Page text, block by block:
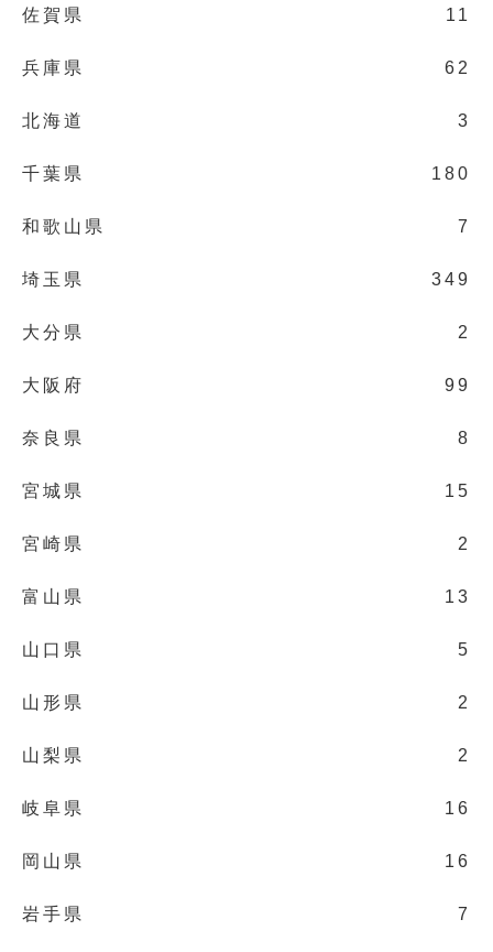
佐賀県 11
兵庫県 62
北海道 3
千葉県 180
和歌山県 7
埼玉県 349
大分県 2
大阪府 99
奈良県 8
宮城県 15
宮崎県 2
富山県 13
山口県 5
山形県 2
山梨県 2
岐阜県 16
岡山県 16
岩手県 7